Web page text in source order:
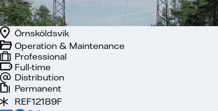
Full-time
Distribution
Örnsköldsvik
Professional
Operation & Maintenance
Permanent
REF12189F